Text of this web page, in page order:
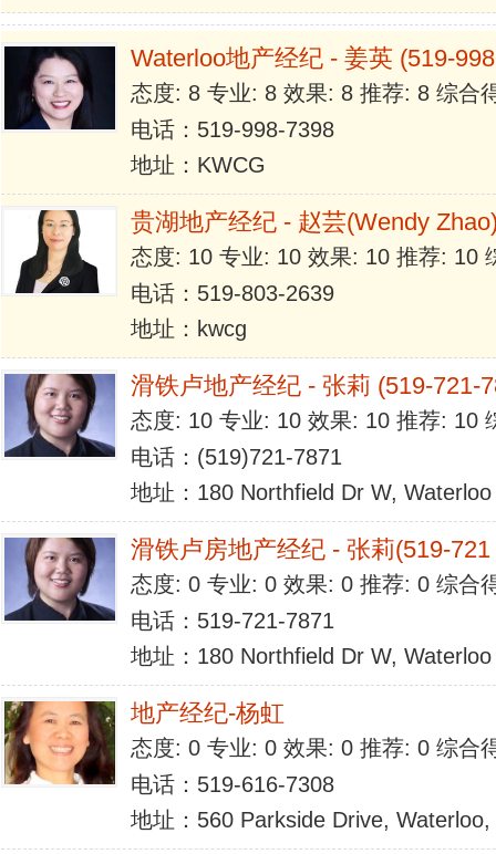
Waterloo地产经纪 - 姜英 (519-
态度: 8 专业: 8 效果: 8 推荐: 8 综合
电话：519-998-7398
地址：KWCG
贵湖地产经纪 - 赵芸(Wendy
态度: 10 专业: 10 效果: 10 推荐: 10
电话：519-803-2639
地址：kwcg
滑铁卢地产经纪 - 张莉 (519-721-
态度: 10 专业: 10 效果: 10 推荐: 10
电话：(519)721-7871
地址：180 Northfield Dr W, Waterloo
滑铁卢房地产经纪 - 张莉(519-
态度: 0 专业: 0 效果: 0 推荐: 0 综合
电话：519-721-7871
地址：180 Northfield Dr W, Waterloo
地产经纪-杨虹
态度: 0 专业: 0 效果: 0 推荐: 0 综合
电话：519-616-7308
地址：560 Parkside Drive,